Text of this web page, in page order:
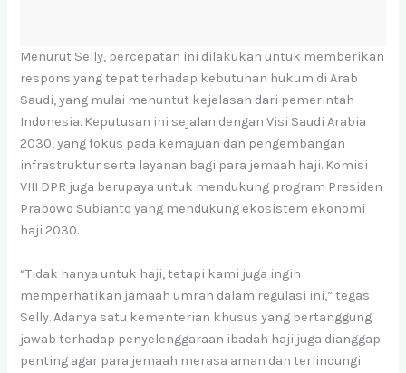
Menurut Selly, percepatan ini dilakukan untuk memberikan
respons yang tepat terhadap kebutuhan hukum di Arab
Saudi, yang mulai menuntut kejelasan dari pemerintah
Indonesia. Keputusan ini sejalan dengan Visi Saudi Arabia
2030, yang fokus pada kemajuan dan pengembangan
infrastruktur serta layanan bagi para jemaah haji. Komisi
VIII DPR juga berupaya untuk mendukung program Presiden
Prabowo Subianto yang mendukung ekosistem ekonomi
haji 2030.
“Tidak hanya untuk haji, tetapi kami juga ingin
memperhatikan jamaah umrah dalam regulasi ini,” tegas
Selly. Adanya satu kementerian khusus yang bertanggung
jawab terhadap penyelenggaraan ibadah haji juga dianggap
penting agar para jemaah merasa aman dan terlindungi